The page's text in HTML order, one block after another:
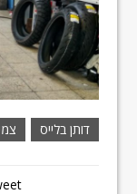
דותן בלייס